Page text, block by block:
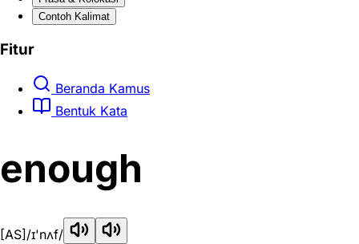
Contoh Kalimat
Fitur
Beranda Kamus
Bentuk Kata
enough
[AS] /ɪ'nʌf/